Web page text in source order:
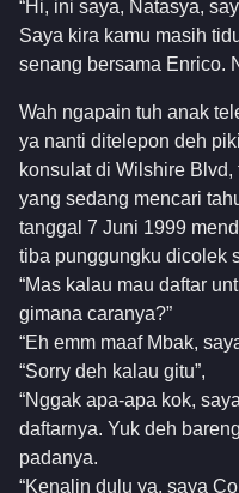
“Hi, ini saya, Natasya,
Saya kira kamu masih
senang bersama Enrico.
Wah ngapain tuh anak
ya nanti ditelepon deh
konsulat di Wilshire
yang sedang mencari
tanggal 7 Juni 1999
tiba punggungku dicolek
“Mas kalau mau daftar
gimana caranya?”
“Eh emm maaf Mbak,
“Sorry deh kalau gitu”,
“Nggak apa-apa kok,
daftarnya. Yuk deh
padanya.
“Kenalin dulu ya, saya